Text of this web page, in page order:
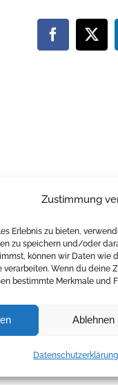
Zustimmung
Erlebnis zu bieten,
zu speichern und/oder
können wir Daten wie
verarbeiten. Wenn du deine
bestimmte Merkmale und
Ablehnen
Datenschutzerklärung
Facebook
X